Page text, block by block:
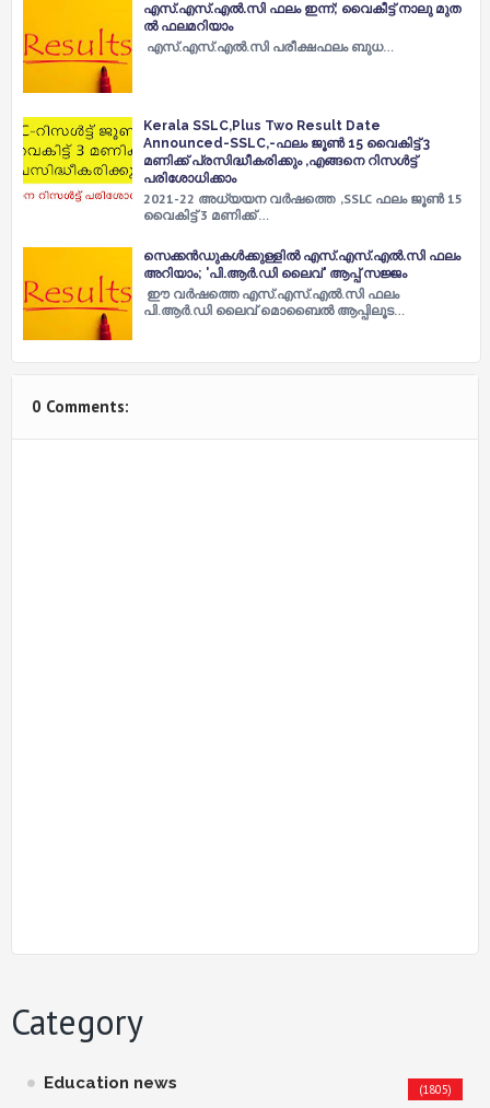
എ​സ്.​എ​സ്.​എ​ല്‍.​സി ഫ​ലം ഇ​ന്ന്​; വൈ​കീ​ട്ട്​ നാ​ലു​ മു​ത​
ല്‍ ഫ​ല​മ​റി​യാം
എ​​​സ്.​​​എ​​​സ്.​​​എ​​​ല്‍.​​​സി പ​​​രീ​​​ക്ഷ​​​ഫ​​​ലം ബു​​​ധ​​…
Kerala SSLC,Plus Two Result Date
Announced-SSLC,-ഫലം ജൂൺ 15 വൈകിട്ട് 3
മണിക്ക് പ്രസിദ്ധീകരിക്കും ,എങ്ങനെ റിസൾട്ട്
പരിശോധിക്കാം
2021-22 അധ്യയന വർഷത്തെ ,SSLC ഫലം ജൂൺ 15
വൈകിട്ട് 3 മണിക്ക് …
സെക്കന്‍ഡുകള്‍ക്കുള്ളില്‍ എസ്.എസ്.എല്‍.സി ഫലം
അറിയാം; 'പി.ആര്‍.ഡി ലൈവ്' ആപ്പ് സജ്ജം
ഈ വര്‍ഷത്തെ എസ്.എസ്.എല്‍.സി ഫലം
പി.ആര്‍.ഡി ലൈവ് മൊബൈല്‍ ആപ്പിലൂട…
0 Comments:
Category
Education news (1805)